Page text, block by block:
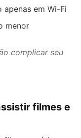
em Wi-Fi
menor
complicar seu
filmes e